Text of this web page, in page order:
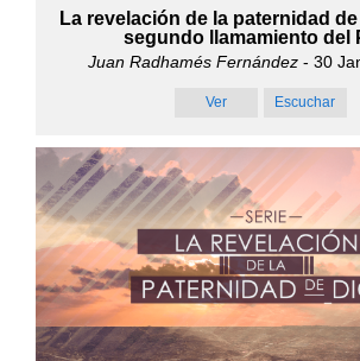
La revelación de la paternidad de
segundo llamamiento del
Juan Radhamés Fernández - 30
Ver Escuchar